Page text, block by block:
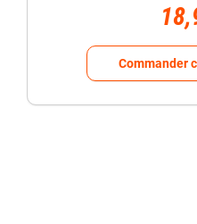
Commander